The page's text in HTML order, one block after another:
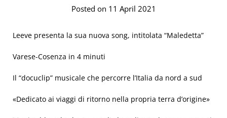
Posted on 11 April 2021
Leeve presenta la sua nuova song, intitolata “Maledetta”
Varese-Cosenza in 4 minuti
Il “docuclip” musicale che percorre l’Italia da nord a sud
«Dedicato ai viaggi di ritorno nella propria terra d’origine»